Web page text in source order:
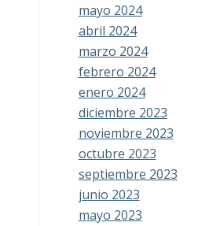
mayo 2024
abril 2024
marzo 2024
febrero 2024
enero 2024
diciembre 2023
noviembre 2023
octubre 2023
septiembre 2023
junio 2023
mayo 2023